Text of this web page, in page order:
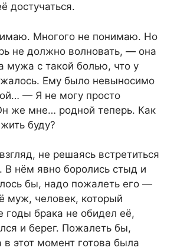
достучаться.
Многого не понимаю. Но
не должно волновать, — она
мужа с такой болью, что у
Ему было невыносимо
— Я не могу просто
же мне… родной теперь. Как
буду?
не решаясь встретиться
В нём явно боролись стыд и
бы, надо пожалеть его —
муж, человек, который
годы брака не обидел её,
и берег. Пожалеть бы,
в этот момент готова была